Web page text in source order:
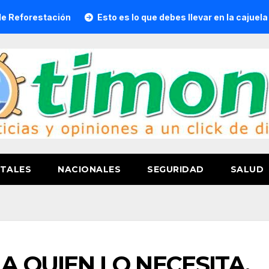
Esto es lo que debes llevar en la cajuela para viajar
NACIONALES SEGURIDAD SALUD